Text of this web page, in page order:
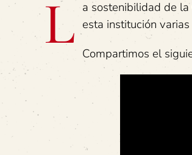
L a sostenibilidad de
esta institución
Compartimos el